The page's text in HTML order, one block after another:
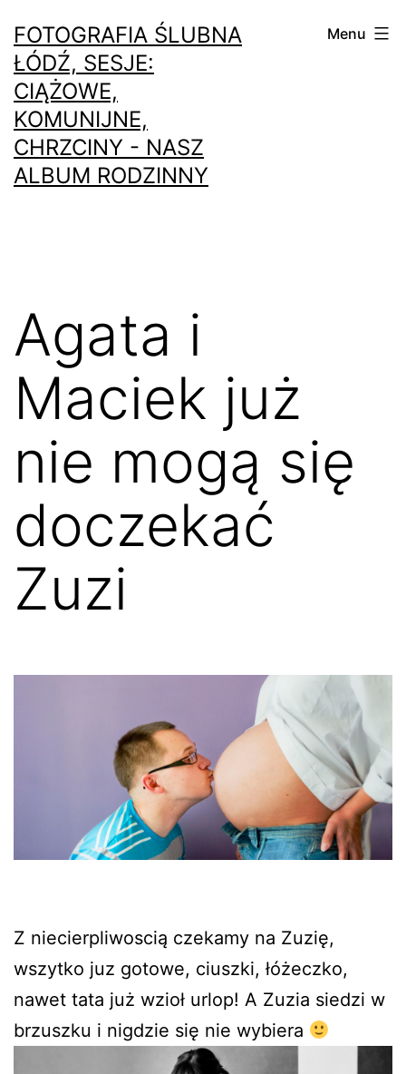
do
treści
FOTOGRAFIA ŚLUBNA
ŁÓDŹ, SESJE:
CIĄŻOWE,
KOMUNIJNE,
CHRZCINY - NASZ
ALBUM RODZINNY
Menu
Agata i
Maciek już
nie mogą się
doczekać
Zuzi
Z niecierpliwoscią czekamy na Zuzię,
wszytko juz gotowe, ciuszki, łóżeczko,
nawet tata już wzioł urlop! A Zuzia siedzi w
brzuszku i nigdzie się nie wybiera